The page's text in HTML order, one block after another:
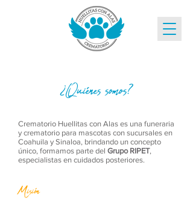
¿Quiénes somos?
Crematorio Huellitas con Alas es una funeraria
y crematorio para mascotas con sucursales en
Coahuila y Sinaloa, brindando un concepto
único, formamos parte del Grupo RIPET,
especialistas en cuidados posteriores.
Misión